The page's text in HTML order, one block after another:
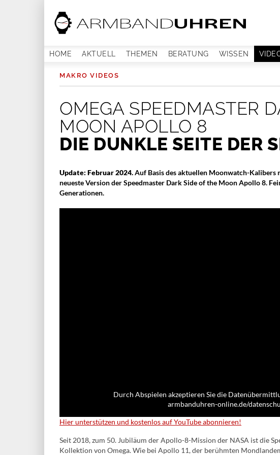
HOME AKTUELL THEMEN BERATUNG WISSEN
MAKRO VIDEOS
OMEGA SPEEDMASTER
MOON APOLLO 8
DIE DUNKLE SEITE DER
Update: Februar 2024.Auf Basis des aktuellen Moonwatch-
neueste Version der Speedmaster Dark Side of the Moon Apollo 8.
Generationen.
Durch Abspielen akzeptieren Sie die
armbanduhren-online.de/
Hier unterstützen und kostenlos auf YouTube abonnieren!
Seit 2018, zum 50. Jubiläum der Apollo-8-Mission der NASA ist die
Kollektion von Omega. Wie bei Apollo 11, der berühmten